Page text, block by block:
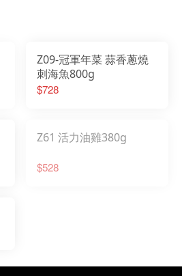
Z09-冠軍年菜 蒜香蔥燒
刺海魚800g
$728
Z61 活力油雞380g
$528